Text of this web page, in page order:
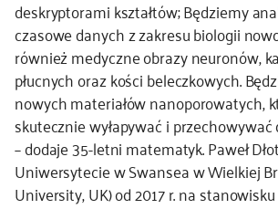
deskryptorami kształtów; Będziemy
czasowe danych z zakresu biologii
również medyczne obrazy neuronów,
płucnych oraz kości beleczkowych.
nowych materiałów nanoporowatych,
skutecznie wyłapywać i
– dodaje 35-letni matematyk. Paweł
Uniwersytecie w Swansea w Wielkiej
University, UK) od 2017 r. na